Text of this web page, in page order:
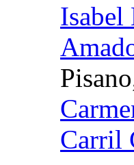
Isabel
Carril